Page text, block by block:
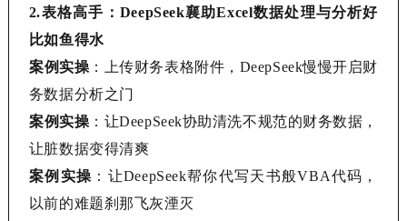
2.表格高手： DeepSeek襄助Excel数据处理与分析好
比如鱼得水
案例实操 ：上传财务表格附件， DeepSeek慢慢开启财
务数据分析之门
案例实操 ：让DeepSeek协助清洗不规范的财务数据，
让脏数据变得清爽
案例实操 ：让DeepSeek帮你代写天书般VBA代码，
以前的难题刹那飞灰湮灭